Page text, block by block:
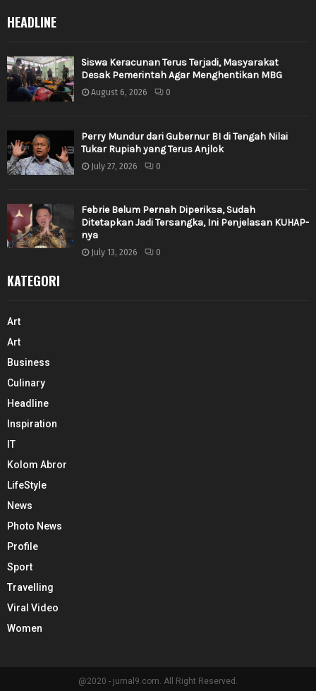
HEADLINE
Siswa Keracunan Terus Terjadi, Masyarakat
Desak Pemerintah Agar Menghentikan MBG
August 6, 2026 0
Perry Mundur dari Gubernur BI di Tengah Nilai
Tukar Rupiah yang Terus Anjlok
July 27, 2026 0
Febrie Belum Pernah Diperiksa, Sudah
Ditetapkan Jadi Tersangka, Ini Penjelasan KUHAP-
nya
July 13, 2026 0
KATEGORI
Art
Art
Business
Culinary
Headline
Inspiration
IT
Kolom Abror
LifeStyle
News
Photo News
Profile
Sport
Travelling
Viral Video
Women
@2020 - jurnal9.com. All Right Reserved.